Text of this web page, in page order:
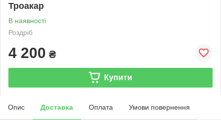
Троакар
В наявності
Роздріб
4 200 ₴
Купити
Опис Доставка Оплата Умови повернення